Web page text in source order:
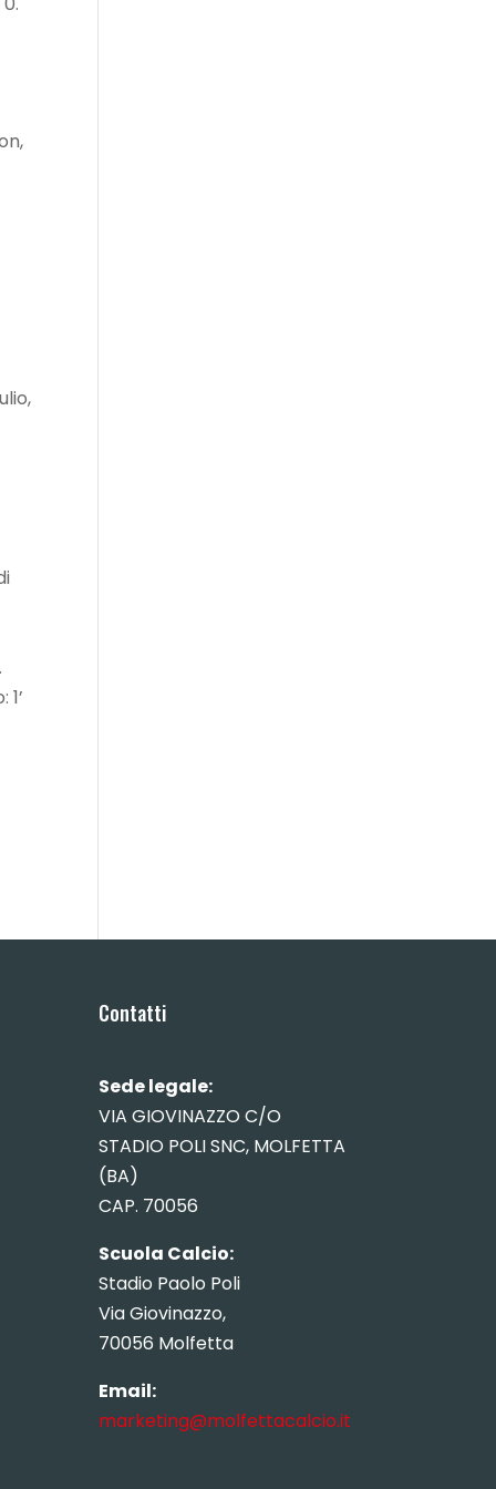
Contatti
Sede legale:
VIA GIOVINAZZO C/O
STADIO POLI SNC, MOLFETTA
(BA)
CAP. 70056
Scuola Calcio:
Stadio Paolo Poli
Via Giovinazzo,
70056 Molfetta
Email:
marketing@molfettacalcio.it